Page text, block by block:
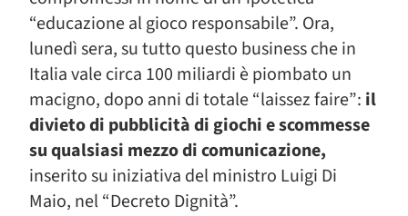
“educazione al gioco responsabile”. Ora,
lunedì sera, su tutto questo business che in
Italia vale circa 100 miliardi è piombato un
macigno, dopo anni di totale “laissez faire”: il
divieto di pubblicità di giochi e scommesse
su qualsiasi mezzo di comunicazione,
inserito su iniziativa del ministro Luigi Di
Maio, nel “Decreto Dignità”.